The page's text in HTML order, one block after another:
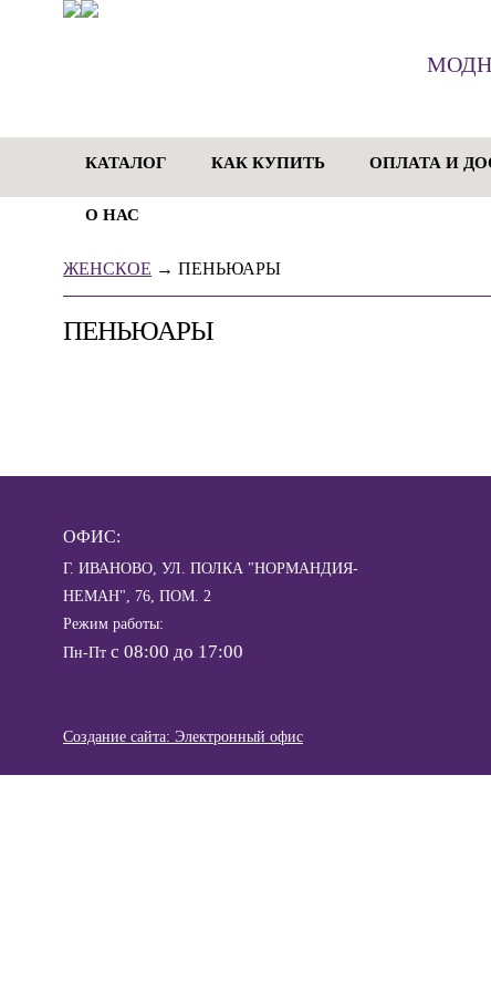
КАТАЛОГ КАК КУПИТЬ ОПЛАТА И
О НАС
ЖЕНСКОЕ → ПЕНЬЮАРЫ
ПЕНЬЮАРЫ
ОФИС:
Г. ИВАНОВО, УЛ. ПОЛКА "НОРМАНДИЯ-
НЕМАН", 76, ПОМ. 2
Режим работы:
Пн-Пт с 08:00 до 17:00
Создание сайта: Электронный офис